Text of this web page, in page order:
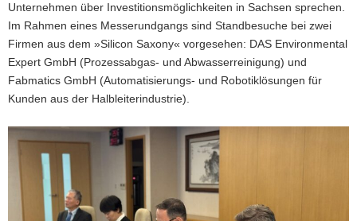
Unternehmen über Investitionsmöglichkeiten in Sachsen sprechen.
Im Rahmen eines Messerundgangs sind Standbesuche bei zwei
Firmen aus dem »Silicon Saxony« vorgesehen: DAS Environmental
Expert GmbH (Prozessabgas- und Abwasserreinigung) und
Fabmatics GmbH (Automatisierungs- und Robotiklösungen für
Kunden aus der Halbleiterindustrie).